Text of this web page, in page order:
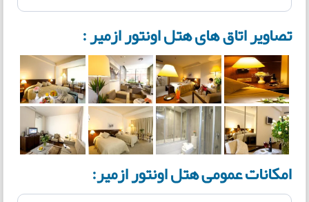
تصاویر اتاق های هتل اونتور ازمیر :
امکانات عمومی هتل اونتور ازمیر: